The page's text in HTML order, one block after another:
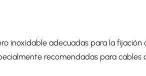
inoxidable adecuadas para la fijación
recomendadas para cables